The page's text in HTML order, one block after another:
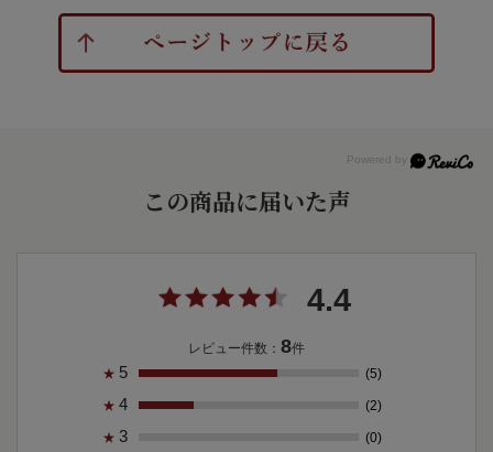
この商品に届いた声
4.4
レビュー件数： 8件
★ 5 (5)
★ 4 (2)
★ 3 (0)